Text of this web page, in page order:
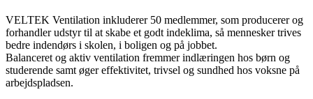
VELTEK Ventilation inkluderer 50 medlemmer, som producerer og
forhandler udstyr til at skabe et godt indeklima, så mennesker trives
bedre indendørs i skolen, i boligen og på jobbet.
Balanceret og aktiv ventilation fremmer indlæringen hos børn og
studerende samt øger effektivitet, trivsel og sundhed hos voksne på
arbejdspladsen.